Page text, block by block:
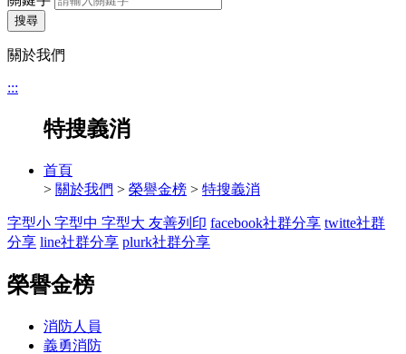
搜尋
關於我們
:::
特搜義消
首頁
> 關於我們 > 榮譽金榜 > 特搜義消
字型小 字型中 字型大 友善列印 facebook社群分享 twitte社群
分享 line社群分享 plurk社群分享
榮譽金榜
消防人員
義勇消防